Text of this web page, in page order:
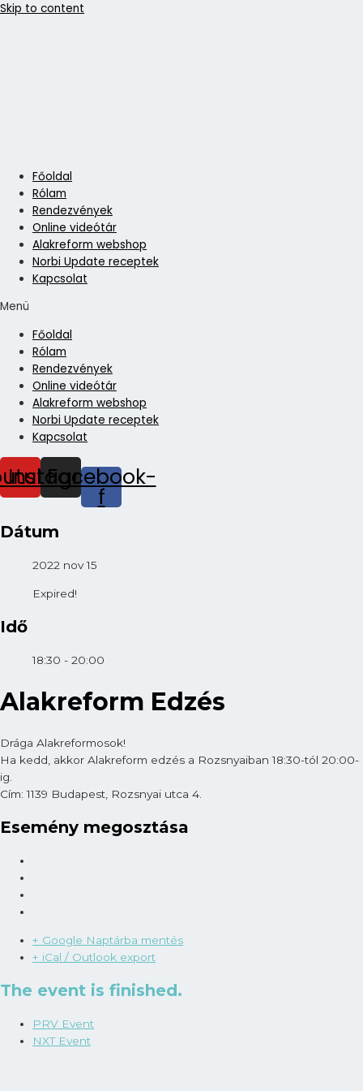
Skip to content
Főoldal
Rólam
Rendezvények
Online videótár
Alakreform webshop
Norbi Update receptek
Kapcsolat
Menü
Főoldal
Rólam
Rendezvények
Online videótár
Alakreform webshop
Norbi Update receptek
Kapcsolat
Instagram
Facebook-
f
Dátum
2022 nov 15
Expired!
Idő
18:30 - 20:00
Alakreform Edzés
Drága Alakreformosok!
Ha kedd, akkor Alakreform edzés a Rozsnyaiban 18:30-tól 20:00-
ig.
Cím: 1139 Budapest, Rozsnyai utca 4.
Esemény megosztása
+ Google Naptárba mentés
+ iCal / Outlook export
The event is finished.
PRV Event
NXT Event